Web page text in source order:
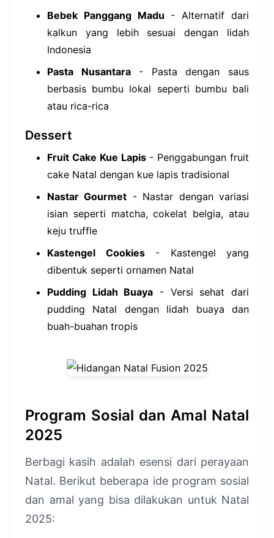
Bebek Panggang Madu - Alternatif dari
kalkun yang lebih sesuai dengan lidah
Indonesia
Pasta Nusantara- Pasta dengan saus
berbasis bumbu lokal seperti bumbu bali
atau rica-rica
Dessert
Fruit Cake Kue Lapis- Penggabungan fruit
cake Natal dengan kue lapis tradisional
Nastar Gourmet - Nastar dengan variasi
isian seperti matcha, cokelat belgia, atau
keju truffle
Kastengel Cookies- Kastengel yang
dibentuk seperti ornamen Natal
Pudding Lidah Buaya - Versi sehat dari
pudding Natal dengan lidah buaya dan
buah-buahan tropis
Program Sosial dan Amal Natal
2025
Berbagi kasih adalah esensi dari perayaan
Natal. Berikut beberapa ide program sosial
dan amal yang bisa dilakukan untuk Natal
2025: